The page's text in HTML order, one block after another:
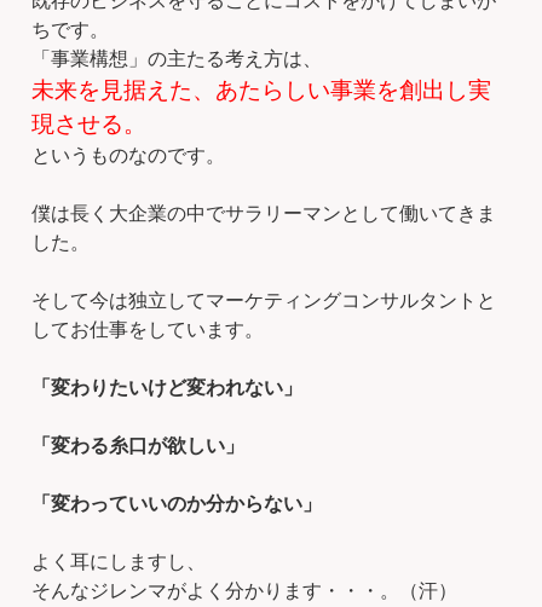
ちです。
「事業構想」の主たる考え方は、
未来を見据えた、あたらしい事業を創出し実
現させる。
というものなのです。
僕は長く大企業の中でサラリーマンとして働いてきま
した。
そして今は独立してマーケティングコンサルタントと
してお仕事をしています。
「変わりたいけど変われない」
「変わる糸口が欲しい」
「変わっていいのか分からない」
よく耳にしますし、
そんなジレンマがよく分かります・・・。（汗）